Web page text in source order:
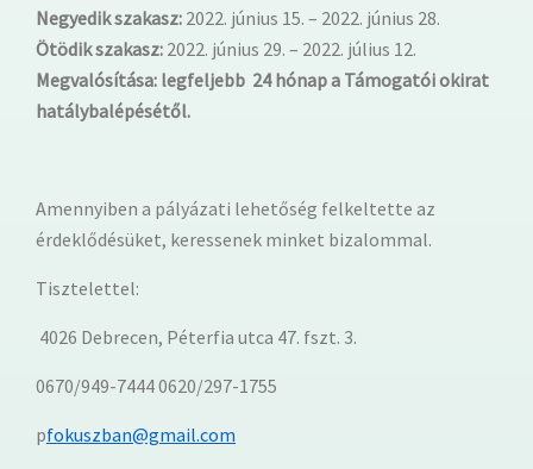
Negyedik szakasz: 2022. június 15. – 2022. június 28.
Ötödik szakasz: 2022. június 29. – 2022. július 12.
Megvalósítása: legfeljebb 24 hónap a Támogatói okirat
hatálybalépésétől.
Amennyiben a pályázati lehetőség felkeltette az
érdeklődésüket, keressenek minket bizalommal.
Tisztelettel:
4026 Debrecen, Péterfia utca 47. fszt. 3.
0670/949-7444 0620/297-1755
pfokuszban@gmail.com